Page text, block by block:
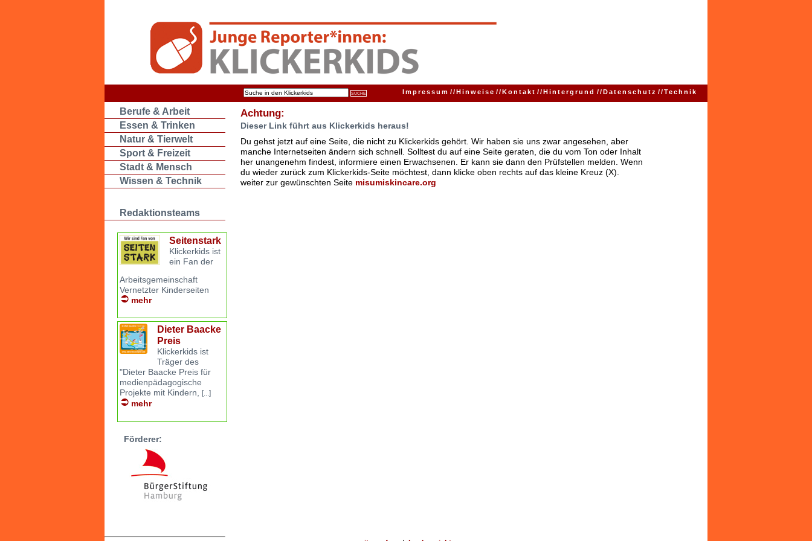
Impressum //Hinweise //Kontakt //Hintergrund //Datenschutz //Technik
Berufe & Arbeit
Essen & Trinken
Natur & Tierwelt
Sport & Freizeit
Stadt & Mensch
Wissen & Technik
Redaktionsteams
Seitenstark
Klickerkids ist
ein Fan der
Arbeitsgemeinschaft
Vernetzter Kinderseiten
mehr
Dieter Baacke
Preis
Klickerkids ist
Träger des
"Dieter Baacke Preis für
medienpädagogische
Projekte mit Kindern, [...]
mehr
Förderer:
Achtung:
Dieser Link führt aus Klickerkids heraus!
Du gehst jetzt auf eine Seite, die nicht zu Klickerkids gehört. Wir haben sie uns zwar angesehen, aber
manche Internetseiten ändern sich schnell. Solltest du auf eine Seite geraten, die du vom Ton oder Inhalt
her unangenehm findest, informiere einen Erwachsenen. Er kann sie dann den Prüfstellen melden. Wenn
du wieder zurück zum Klickerkids-Seite möchtest, dann klicke oben rechts auf das kleine Kreuz (X).
weiter zur gewünschten Seite misumiskincare.org